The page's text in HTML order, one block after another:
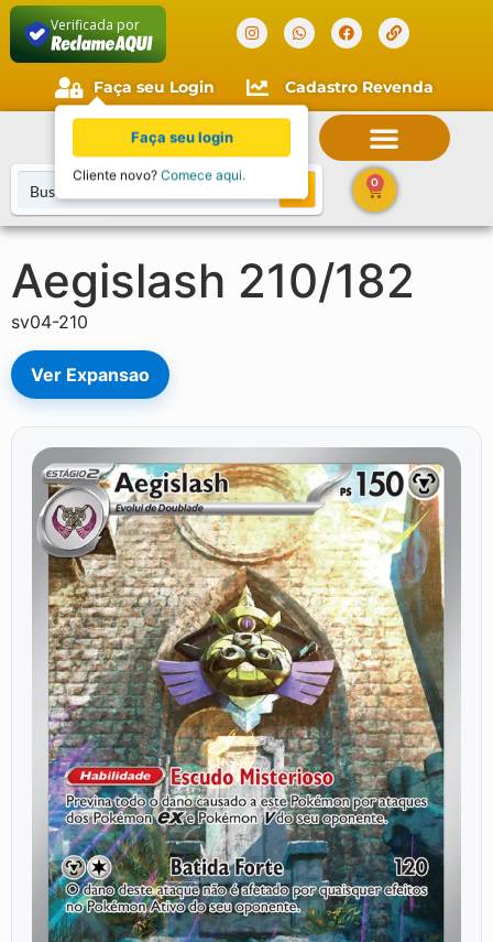
Verificada por
Faça seu Login Cadastro Revenda
0
Aegislash 210/182
sv04-210
Ver Expansao
Faça seu login
Cliente novo? Comece aqui.